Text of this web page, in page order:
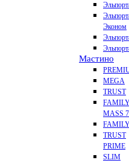
Эконом
Мастино
MEGA
TRUST
MASS
TRUST
PRIME
SLIM